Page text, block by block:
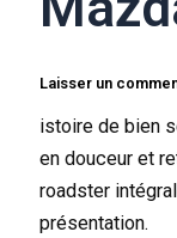
Laisser un
istoire de bien
en douceur et
roadster
présentation.